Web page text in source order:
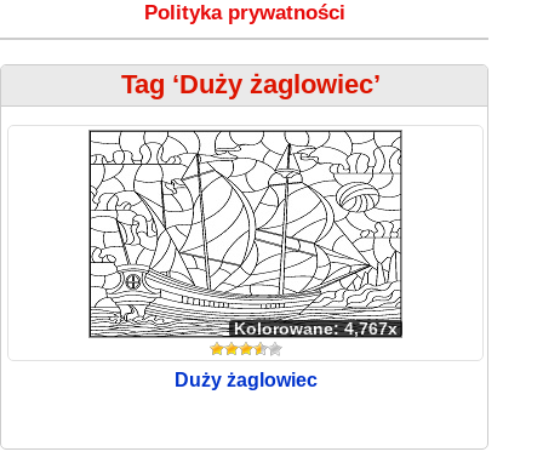
Polityka prywatności
Tag ‘Duży żaglowiec’
Kolorowane: 4,767x
Duży żaglowiec